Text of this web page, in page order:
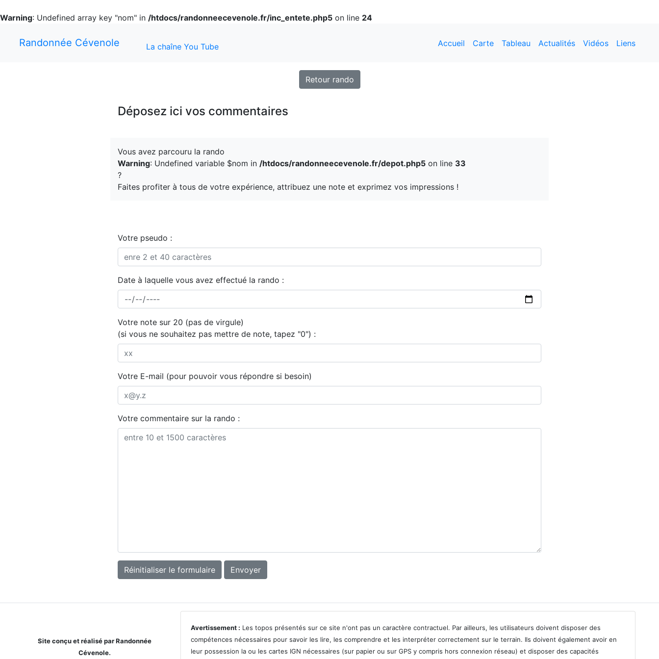
Warning: Undefined array key "nom" in /htdocs/randonneecevenole.fr/inc_entete.php5 on line 24
Randonnée Cévenole La chaîne You Tube Accueil Carte Tableau Actualités Vidéos Liens
Retour rando
Déposez ici vos commentaires
Vous avez parcouru la rando
Warning: Undefined variable $nom in /htdocs/randonneecevenole.fr/depot.php5on line 33
?
Faites profiter à tous de votre expérience, attribuez une note et exprimez vos impressions !
Votre pseudo :
Date à laquelle vous avez effectué la rando :
Votre note sur 20 (pas de virgule)
(si vous ne souhaitez pas mettre de note, tapez "0") :
Votre E-mail (pour pouvoir vous répondre si besoin)
Votre commentaire sur la rando :
Réinitialiser le formulaire Envoyer
Site conçu et réalisé par Randonnée
Cévenole.
Avertissement : Les topos présentés sur ce site n'ont pas un caractère contractuel. Par ailleurs, les utilisateurs doivent disposer des
compétences nécessaires pour savoir les lire, les comprendre et les interpréter correctement sur le terrain. Ils doivent également avoir en
leur possession la ou les cartes IGN nécessaires (sur papier ou sur GPS y compris hors connexion réseau) et disposer des capacités